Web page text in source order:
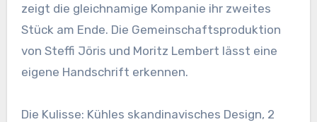
zeigt die gleichnamige Kompanie ihr zweites
Stück am Ende. Die Gemeinschaftsproduktion
von Steffi Jöris und Moritz Lembert lässt eine
eigene Handschrift erkennen.
Die Kulisse: Kühles skandinavisches Design, 2